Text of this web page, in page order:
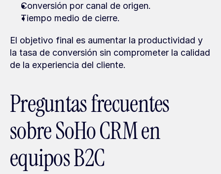
Conversión por canal de origen.
Tiempo medio de cierre.
El objetivo final es aumentar la productividad y
la tasa de conversión sin comprometer la calidad
de la experiencia del cliente.
Preguntas frecuentes
sobre SoHo CRM en
equipos B2C